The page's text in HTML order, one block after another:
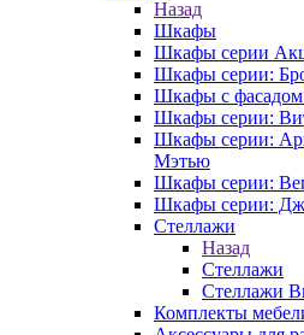
Назад
Шкафы
Шкафы серии
Шкафы серии:
Шкафы с
Шкафы серии:
Шкафы серии:
Мэтью
Шкафы серии:
Шкафы серии:
Стеллажи
Назад
Стеллажи
Стеллажи
Комплекты